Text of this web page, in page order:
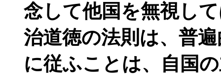
念して他国を無視し
治道徳の法則は、普
に従ふことは、自国